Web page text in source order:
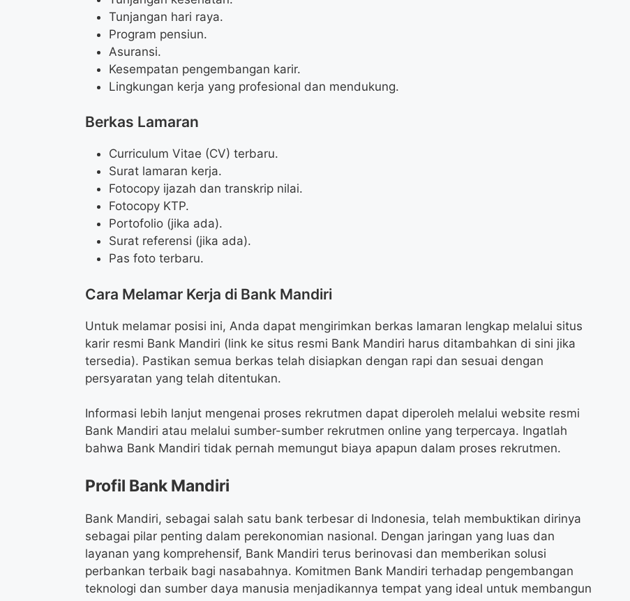
Tunjangan hari raya.
Program pensiun.
Asuransi.
Kesempatan pengembangan karir.
Lingkungan kerja yang profesional dan mendukung.
Berkas Lamaran
Curriculum Vitae (CV) terbaru.
Surat lamaran kerja.
Fotocopy ijazah dan transkrip nilai.
Fotocopy KTP.
Portofolio (jika ada).
Surat referensi (jika ada).
Pas foto terbaru.
Cara Melamar Kerja di Bank Mandiri
Untuk melamar posisi ini, Anda dapat mengirimkan berkas lamaran lengkap melalui situs
karir resmi Bank Mandiri (link ke situs resmi Bank Mandiri harus ditambahkan di sini jika
tersedia). Pastikan semua berkas telah disiapkan dengan rapi dan sesuai dengan
persyaratan yang telah ditentukan.
Informasi lebih lanjut mengenai proses rekrutmen dapat diperoleh melalui website resmi
Bank Mandiri atau melalui sumber-sumber rekrutmen online yang terpercaya. Ingatlah
bahwa Bank Mandiri tidak pernah memungut biaya apapun dalam proses rekrutmen.
Profil Bank Mandiri
Bank Mandiri, sebagai salah satu bank terbesar di Indonesia, telah membuktikan dirinya
sebagai pilar penting dalam perekonomian nasional. Dengan jaringan yang luas dan
layanan yang komprehensif, Bank Mandiri terus berinovasi dan memberikan solusi
perbankan terbaik bagi nasabahnya. Komitmen Bank Mandiri terhadap pengembangan
teknologi dan sumber daya manusia menjadikannya tempat yang ideal untuk membangun